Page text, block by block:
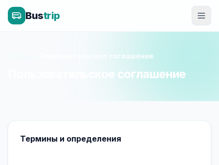
Bustrip
Пользовательское соглашение
Пользовательское соглашение
Термины и определения